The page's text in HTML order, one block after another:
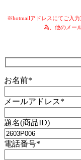
※hotmailアドレスにてご入
為、他のメー
お名前*
メールアドレス*
題名(商品ID)
電話番号*